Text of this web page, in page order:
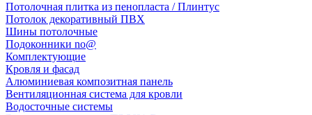
Потолочная плитка из пенопласта / Плинтус
Потолок декоративный ПВХ
Шины потолочные
Подоконники no@
Комплектующие
Кровля и фасад
Алюминиевая композитная панель
Вентиляционная система для кровли
Водосточные системы